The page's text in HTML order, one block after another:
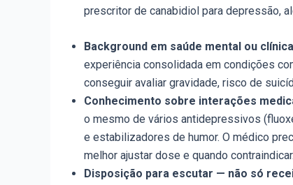
prescritor de canabidiol para depressão,
Background em saúde mental ou
experiência consolidada em condições
conseguir avaliar gravidade, risco de
Conhecimento sobre interações
o mesmo de vários antidepressivos
e estabilizadores de humor. O médico
melhor ajustar dose e quando contraindicar.
Disposição para escutar — não só